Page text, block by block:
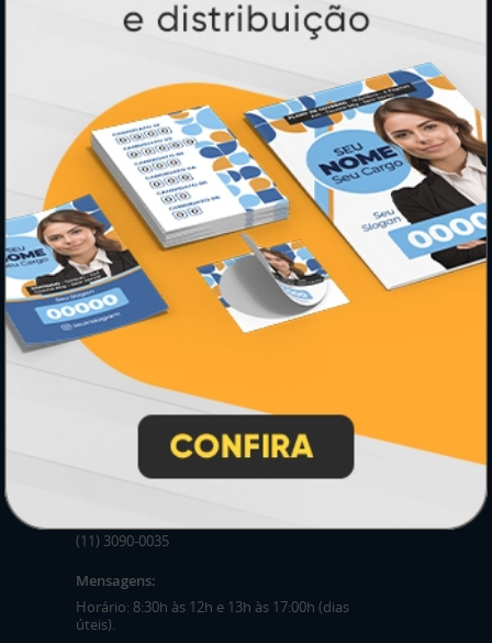
Inicio
Como Comprar
Como exportar em PDF/X1-a
Entrega 12 Horas
Garantia
Montagem e Fechamento de Arquivo
Perguntas Frequentes
HORÁRIOS
8:30h às 12h e 13h às 17:00h (dias úteis).
(11) 3090-0035
Mensagens:
Horário: 8:30h às 12h e 13h às 17:00h (dias
úteis).